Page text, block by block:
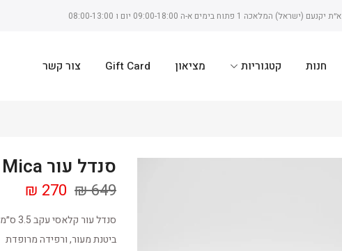
א״ת יקנעם (ישראל) המלאכה 1 פתוח בימים א-ה 09:00-18:00 יום ו 08:00-13:00
חנות קטגוריות מציאון Gift Card צור קשר
סנדל עור Mica
649 ₪
270 ₪
סנדל עור קלאסי עקב 3.5 ס״מ
ביטנת מעור, ורפידה מרופדת